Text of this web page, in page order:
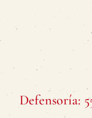
Defensoría: